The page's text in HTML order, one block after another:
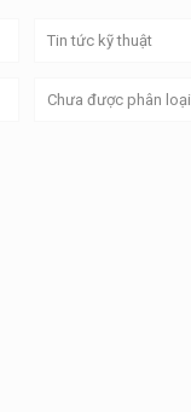
Tin tức kỹ thuật
Chưa được phân loại